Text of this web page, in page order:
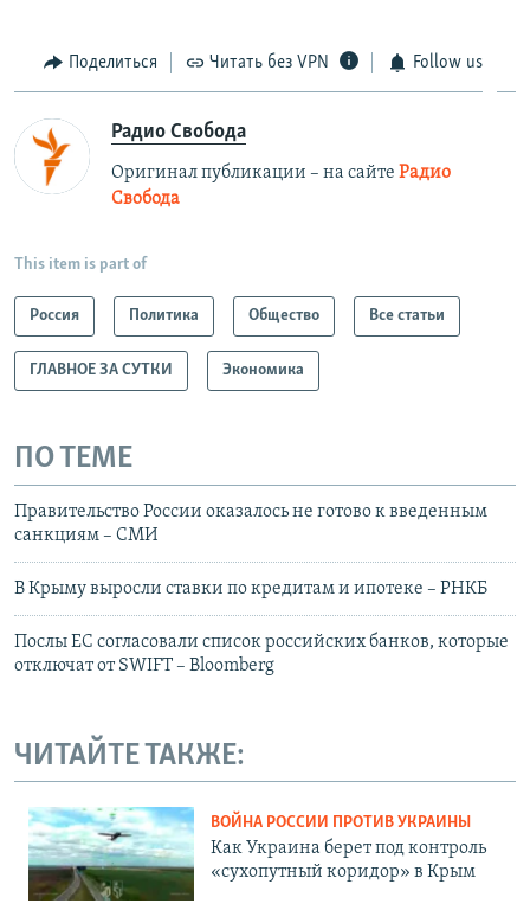
Поделиться Читать без VPN Follow us
Радио Свобода
Оригинал публикации – на сайте Радио
Свобода
This item is part of
Россия Политика Общество Все статьи
ГЛАВНОЕ ЗА СУТКИ Экономика
ПО ТЕМЕ
Правительство России оказалось не готово к введенным
санкциям – СМИ
В Крыму выросли ставки по кредитам и ипотеке – РНКБ
Послы ЕС согласовали список российских банков, которые
отключат от SWIFT – Bloomberg
ЧИТАЙТЕ ТАКЖЕ:
ВОЙНА РОССИИ ПРОТИВ УКРАИНЫ
Как Украина берет под контроль
«сухопутный коридор» в Крым